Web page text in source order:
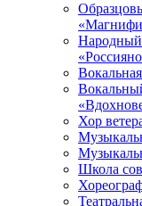
Народный
Хор
Школа